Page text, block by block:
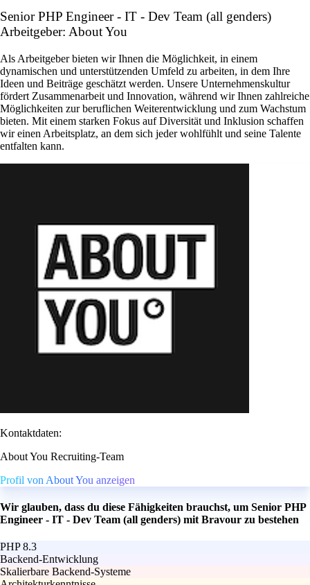
Senior PHP Engineer - IT - Dev Team (all genders)
Arbeitgeber: About You
Als Arbeitgeber bieten wir Ihnen die Möglichkeit, in einem
dynamischen und unterstützenden Umfeld zu arbeiten, in dem Ihre
Ideen und Beiträge geschätzt werden. Unsere Unternehmenskultur
fördert Zusammenarbeit und Innovation, während wir Ihnen zahlreiche
Möglichkeiten zur beruflichen Weiterentwicklung und zum Wachstum
bieten. Mit einem starken Fokus auf Diversität und Inklusion schaffen
wir einen Arbeitsplatz, an dem sich jeder wohlfühlt und seine Talente
entfalten kann.
Kontaktdaten:
About You Recruiting-Team
Profil von About You anzeigen
Wir glauben, dass du diese Fähigkeiten brauchst, um Senior PHP
Engineer - IT - Dev Team (all genders) mit Bravour zu bestehen
PHP 8.3
Backend-Entwicklung
Skalierbare Backend-Systeme